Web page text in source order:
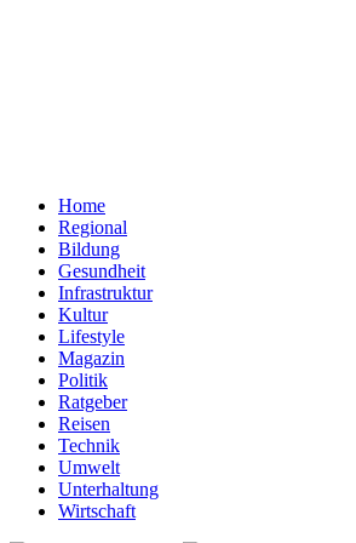
Home
Regional
Bildung
Gesundheit
Infrastruktur
Kultur
Lifestyle
Magazin
Politik
Ratgeber
Reisen
Technik
Umwelt
Unterhaltung
Wirtschaft